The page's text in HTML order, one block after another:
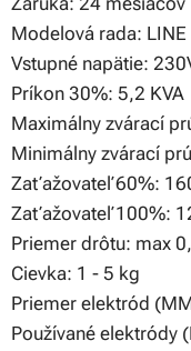
Modelová rada: LINE
Vstupné napätie:
Príkon 30%: 5,2 KVA
Maximálny zvárací
Minimálny zvárací
Zaťažovateľ 60%:
Zaťažovateľ 100%:
Priemer drôtu: max
Cievka: 1 - 5 kg
Priemer elektród
Používané elektródy